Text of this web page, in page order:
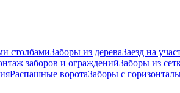
столбамиЗаборы из дереваЗаезд на
заборов и огражденийЗаборы из
Распашные воротаЗаборы с